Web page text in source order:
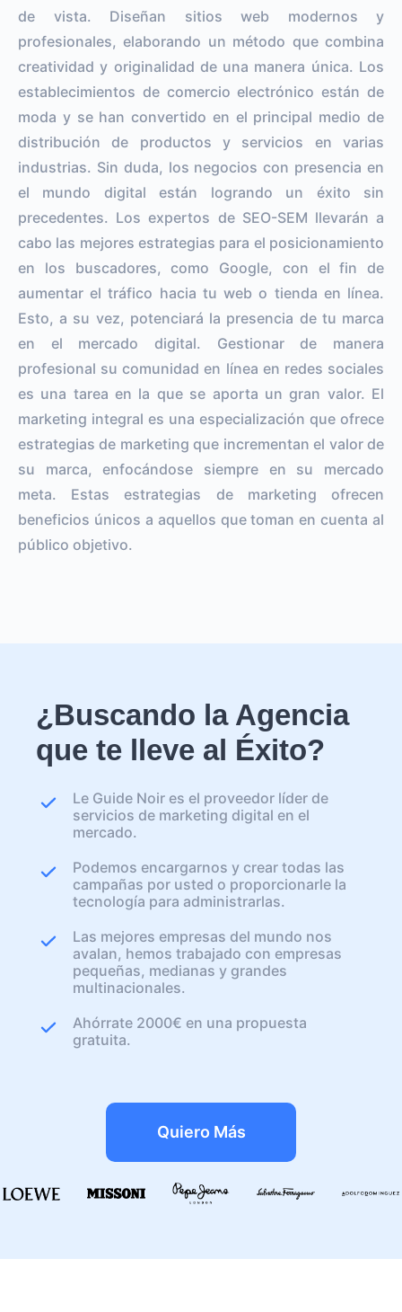
de vista. Diseñan sitios web modernos y
profesionales, elaborando un método que combina
creatividad y originalidad de una manera única. Los
establecimientos de comercio electrónico están de
moda y se han convertido en el principal medio de
distribución de productos y servicios en varias
industrias. Sin duda, los negocios con presencia en
el mundo digital están logrando un éxito sin
precedentes. Los expertos de SEO-SEM llevarán a
cabo las mejores estrategias para el posicionamiento
en los buscadores, como Google, con el fin de
aumentar el tráfico hacia tu web o tienda en línea.
Esto, a su vez, potenciará la presencia de tu marca
en el mercado digital. Gestionar de manera
profesional su comunidad en línea en redes sociales
es una tarea en la que se aporta un gran valor. El
marketing integral es una especialización que ofrece
estrategias de marketing que incrementan el valor de
su marca, enfocándose siempre en su mercado
meta. Estas estrategias de marketing ofrecen
beneficios únicos a aquellos que toman en cuenta al
público objetivo.
¿Buscando la Agencia
que te lleve al Éxito?
Le Guide Noir es el proveedor líder de
servicios de marketing digital en el
mercado.
Podemos encargarnos y crear todas las
campañas por usted o proporcionarle la
tecnología para administrarlas.
Las mejores empresas del mundo nos
avalan, hemos trabajado con empresas
pequeñas, medianas y grandes
multinacionales.
Ahórrate 2000€ en una propuesta
gratuita.
Quiero Más